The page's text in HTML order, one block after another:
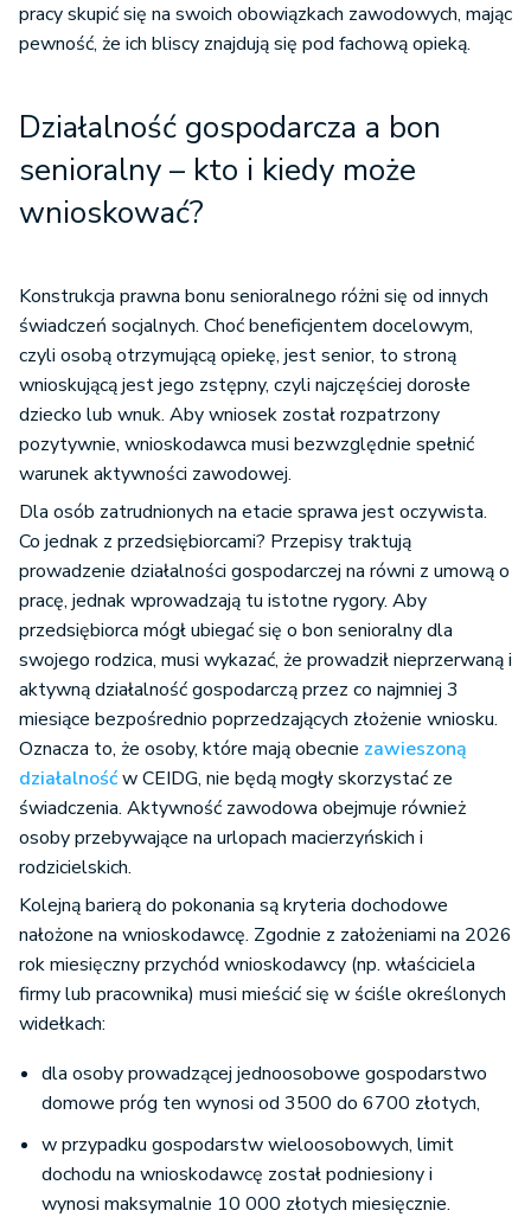
pracy skupić się na swoich obowiązkach zawodowych, mając
pewność, że ich bliscy znajdują się pod fachową opieką.
Działalność gospodarcza a bon
senioralny – kto i kiedy może
wnioskować?
Konstrukcja prawna bonu senioralnego różni się od innych
świadczeń socjalnych. Choć beneficjentem docelowym,
czyli osobą otrzymującą opiekę, jest senior, to stroną
wnioskującą jest jego zstępny, czyli najczęściej dorosłe
dziecko lub wnuk. Aby wniosek został rozpatrzony
pozytywnie, wnioskodawca musi bezwzględnie spełnić
warunek aktywności zawodowej.
Dla osób zatrudnionych na etacie sprawa jest oczywista.
Co jednak z przedsiębiorcami? Przepisy traktują
prowadzenie działalności gospodarczej na równi z umową o
pracę, jednak wprowadzają tu istotne rygory. Aby
przedsiębiorca mógł ubiegać się o bon senioralny dla
swojego rodzica, musi wykazać, że prowadził nieprzerwaną i
aktywną działalność gospodarczą przez co najmniej 3
miesiące bezpośrednio poprzedzających złożenie wniosku.
Oznacza to, że osoby, które mają obecnie zawieszoną
działalnośćw CEIDG, nie będą mogły skorzystać ze
świadczenia. Aktywność zawodowa obejmuje również
osoby przebywające na urlopach macierzyńskich i
rodzicielskich.
Kolejną barierą do pokonania są kryteria dochodowe
nałożone na wnioskodawcę. Zgodnie z założeniami na 2026
rok miesięczny przychód wnioskodawcy (np. właściciela
firmy lub pracownika) musi mieścić się w ściśle określonych
widełkach:
dla osoby prowadzącej jednoosobowe gospodarstwo
domowe próg ten wynosi od 3500 do 6700 złotych,
w przypadku gospodarstw wieloosobowych, limit
dochodu na wnioskodawcę został podniesiony i
wynosi maksymalnie 10 000 złotych miesięcznie.